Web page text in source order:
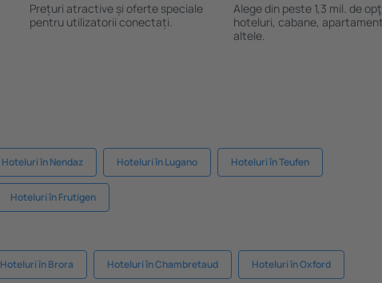
Prețuri atractive și oferte speciale
pentru utilizatorii conectați.
Alege din peste 1,3 mil. de
hoteluri, cabane,
altele.
Hoteluri în Nendaz Hoteluri în Lugano Hoteluri în Teufen
Hoteluri în Frutigen
Hoteluri în Brora Hoteluri în Chambretaud Hoteluri în Oxford